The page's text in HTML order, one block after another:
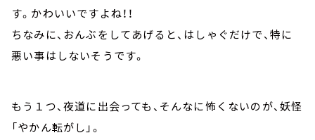
す。かわいいですよね！！
ちなみに、おんぶをしてあげると、はしゃぐだけで、特に
悪い事はしないそうです。
もう１つ、夜道に出会っても、そんなに怖くないのが、妖怪
「やかん転がし」。